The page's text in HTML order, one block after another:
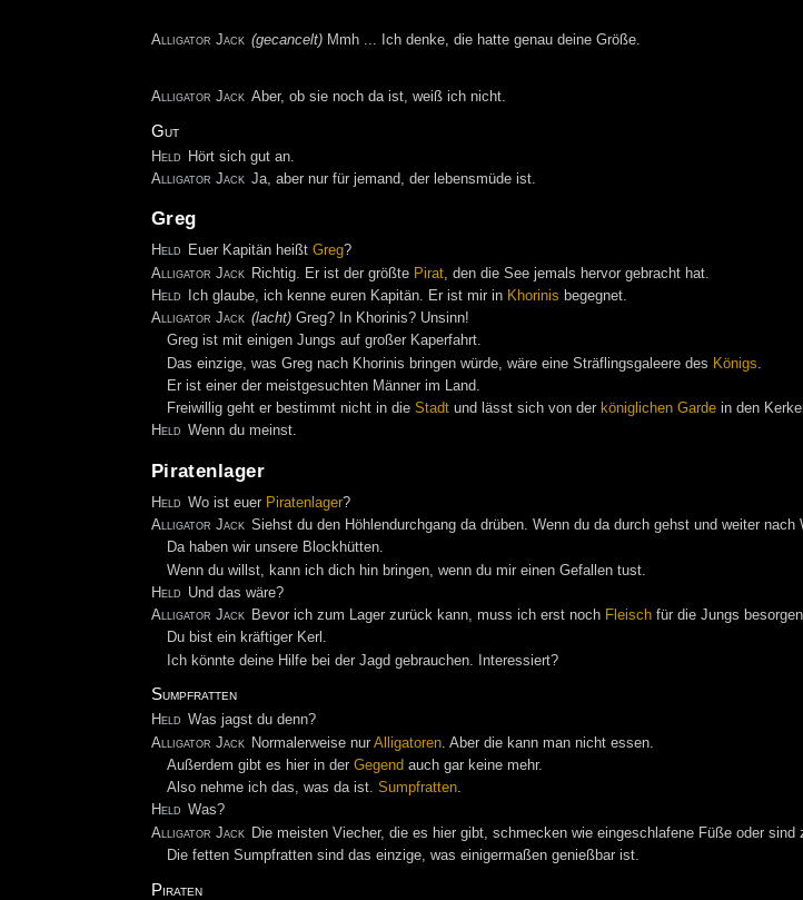
Alligator Jack (gecancelt) Mmh ... Ich denke, die hatte genau deine Größe.
Alligator Jack Aber, ob sie noch da ist, weiß ich nicht.
Gut
Held
Hört sich gut an.
Alligator Jack Ja, aber nur für jemand, der lebensmüde ist.
Greg
Held Euer Kapitän heißtGreg?
Alligator Jack Richtig. Er ist der größte Pirat , den die See jemals hervor gebracht hat.
Held
Ich glaube, ich kenne euren Kapitän. Er ist mir in Khorinis begegnet.
Alligator Jack (lacht) Greg? In Khorinis? Unsinn!
Greg ist mit einigen Jungs auf großer Kaperfahrt.
Das einzige, was Greg nach Khorinis bringen würde, wäre eine Sträflingsgaleere des Königs
Er ist einer der meistgesuchten Männer im Land.
Freiwillig geht er bestimmt nicht in die Stadtund lässt sich von der königlichen Gardein den
Held Wenn du meinst.
Piratenlager
Held Wo ist euer Piratenlager?
Alligator Jack Siehst du den Höhlendurchgang da drüben. Wenn du da durch gehst und weiter
Da haben wir unsere Blockhütten.
Wenn du willst, kann ich dich hin bringen, wenn du mir einen Gefallen tust.
Held Und das wäre?
Alligator Jack Bevor ich zum Lager zurück kann, muss ich erst noch Fleisch für die Jungs
Du bist ein kräftiger Kerl.
Ich könnte deine Hilfe bei der Jagd gebrauchen. Interessiert?
Sumpfratten
Held Was jagst du denn?
Alligator Jack Normalerweise nurAlligatoren . Aber die kann man nicht essen.
Außerdem gibt es hier in der Gegend auch gar keine mehr.
Also nehme ich das, was da ist. Sumpfratten.
Held Was?
Alligator Jack Die meisten Viecher, die es hier gibt, schmecken wie eingeschlafene Füße oder sind
Die fetten Sumpfratten sind das einzige, was einigermaßen genießbar ist.
Piraten